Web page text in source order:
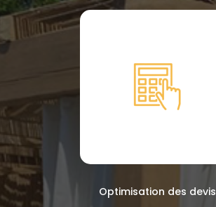
Optimisation des devis